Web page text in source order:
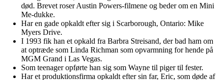
død. Brevet roser Austin Powers-filmene og beder om en Mini
Me-dukke.
Har en gade opkaldt efter sig i Scarborough, Ontario: Mike
Myers Drive.
I 1993 fik han et opkald fra Barbra Streisand, der bad ham om
at optræde som Linda Richman som opvarmning for hende på
MGM Grand i Las Vegas.
Som teenager opførte han sig som Wayne til piger til fester.
Har et produktionsfirma opkaldt efter sin far, Eric, som døde af